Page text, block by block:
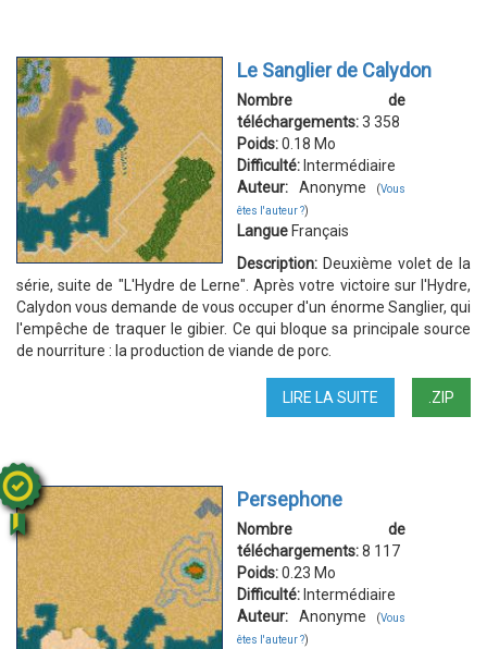
Le Sanglier de Calydon
Nombre de
téléchargements:3 358
Poids:0.18 Mo
Difficulté: Intermédiaire
Auteur: Anonyme (Vous
êtes l'auteur ?)
Langue Français
Description: Deuxième volet de la
série, suite de "L'Hydre de Lerne". Après votre victoire sur l'Hydre,
Calydon vous demande de vous occuper d'un énorme Sanglier, qui
l'empêche de traquer le gibier. Ce qui bloque sa principale source
de nourriture : la production de viande de porc.
.ZIP
LIRE LA SUITE
LE
Persephone
Nombre de
téléchargements:8 117
Poids:0.23 Mo
Difficulté: Intermédiaire
Auteur: Anonyme (Vous
êtes l'auteur ?)